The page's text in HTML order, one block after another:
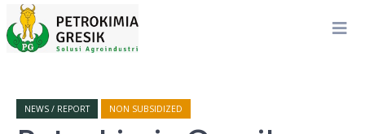
NEWS / REPORT NON SUBSIDIZED